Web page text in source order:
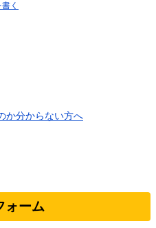
く
か分からない方へ
ォーム